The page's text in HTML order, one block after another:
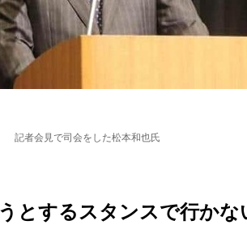
記者会見で司会をした松本和也氏
とするスタンスで行かな